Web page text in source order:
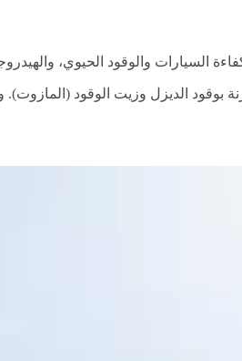
والوقود الحيوي،
بوقود الديزل وزيت الوقود